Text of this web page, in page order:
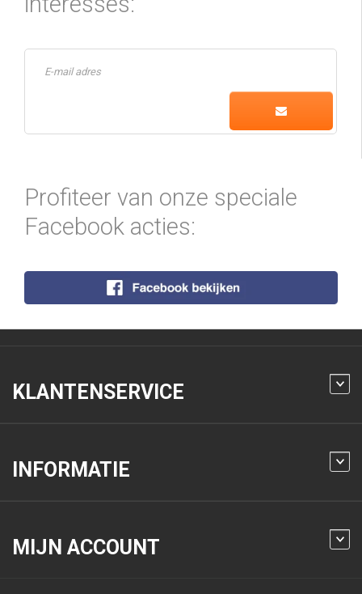
Profiteer van onze speciale
Facebook acties:
KLANTENSERVICE
INFORMATIE
MIJN ACCOUNT